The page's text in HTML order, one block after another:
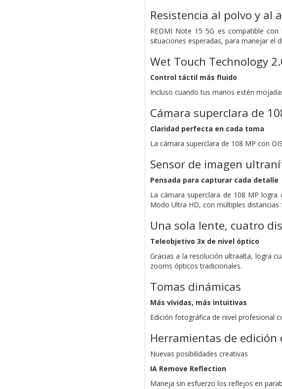
Resistencia al polvo y al
REDMI Note 15 5G es compatible
situaciones esperadas, para manejar el
Wet Touch Technology
Control táctil más fluido
Incluso cuando tus manos estén
Cámara superclara de
Claridad perfecta en cada toma
La cámara superclara de 108 MP con
Sensor de imagen
Pensada para capturar cada detalle
La cámara superclara de 108 MP
Modo Ultra HD, con múltiples
Una sola lente, cuatro
Teleobjetivo 3x de nivel óptico
Gracias a la resolución ultraalta, logra
zooms ópticos tradicionales.
Tomas dinámicas
Más vívidas, más intuitivas
Edición fotográfica de nivel profesional
Herramientas de edición
Nuevas posibilidades creativas
IA Remove Reflection
Maneja sin esfuerzo los reflejos en